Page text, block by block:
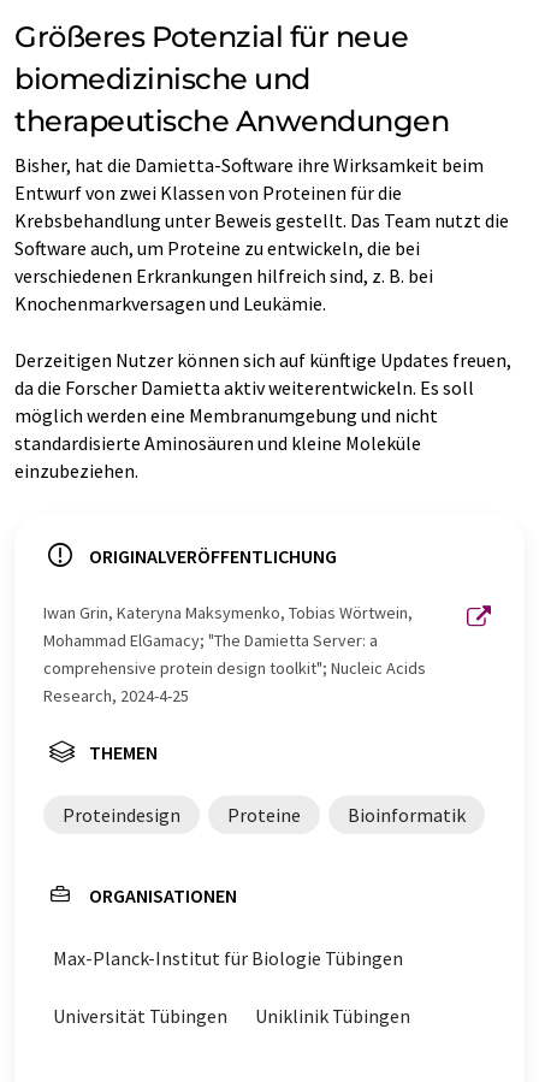
Größeres Potenzial für neue
biomedizinische und
therapeutische Anwendungen
Bisher, hat die Damietta-Software ihre Wirksamkeit beim
Entwurf von zwei Klassen von Proteinen für die
Krebsbehandlung unter Beweis gestellt. Das Team nutzt die
Software auch, um Proteine zu entwickeln, die bei
verschiedenen Erkrankungen hilfreich sind, z. B. bei
Knochenmarkversagen und Leukämie.
Derzeitigen Nutzer können sich auf künftige Updates freuen,
da die Forscher Damietta aktiv weiterentwickeln. Es soll
möglich werden eine Membranumgebung und nicht
standardisierte Aminosäuren und kleine Moleküle
einzubeziehen.
ORIGINALVERÖFFENTLICHUNG
Iwan Grin, Kateryna Maksymenko, Tobias Wörtwein,
Mohammad ElGamacy; "The Damietta Server: a
comprehensive protein design toolkit"; Nucleic Acids
Research, 2024-4-25
THEMEN
Proteindesign Proteine Bioinformatik
ORGANISATIONEN
Max-Planck-Institut für Biologie Tübingen
Universität Tübingen Uniklinik Tübingen